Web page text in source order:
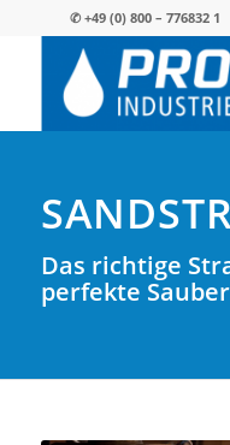
✆ +49 (0) 800 – 776832 1
Das richtige
perfekte